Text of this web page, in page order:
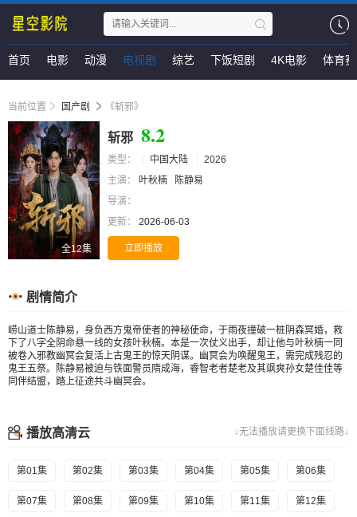
首页 电影 动漫 电视剧 综艺 下饭短剧 4K电影 体育
当前位置 国产剧 《斩邪》
全12集
斩邪 8.2
类型： 中国大陆
2026
主演：
叶秋楠
陈静易
导演：
更新：
2026-06-03
立即播放
剧情简介
崂山道士陈静易，身负西方鬼帝使者的神秘使命，于雨夜撞破一桩阴森冥婚，救
下了八字全阴命悬一线的女孩叶秋楠。本是一次仗义出手，却让他与叶秋楠一同
被卷入邪教幽冥会复活上古鬼王的惊天阴谋。幽冥会为唤醒鬼王，需完成残忍的
鬼王五祭。陈静易被迫与铁面警员隋成海，睿智老者楚老及其飒爽孙女楚佳佳等
同伴结盟，踏上征途共斗幽冥会。
↓无法播放请更换下面线路↓
播放高清云
第01集 第02集 第03集 第04集 第05集 第06集
第07集 第08集 第09集 第10集 第11集 第12集